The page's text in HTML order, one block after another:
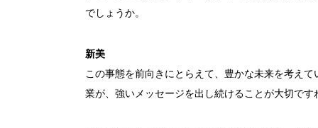
でしょうか。
新美
この事態を前向きにとらえて、豊かな未来を考え
業が、強いメッセージを出し続けることが大切です